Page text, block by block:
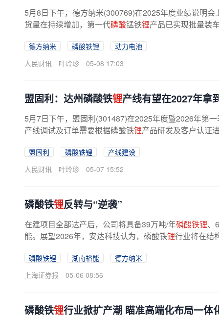
5月8日下午，德方纳米(300769)在2025年度业绩说明
货量在持续增加，第一代磷酸锰铁锂产品已实现批量装
德方纳米 磷酸铁锂
动力电池
人民财讯
叶玲珍 05-08 17:03
盟固利：达州磷酸铁锂产线有望在2027年拿
5月7日下午，盟固利(301487)在2025年度暨2026年第
产线调试及订单需要根据磷酸铁锂产品研发及客户认证
盟固利 磷酸铁锂
产线建设
人民财讯
叶玲珍 05-07 15:52
磷酸铁锂反转与“逆袭”
在建项目全部达产后，公司将具备39万吨/年磷酸铁锂、
能。展望2026年，安达科技认为，磷酸铁锂行业将在结
磷酸铁锂 湖南裕能
德方纳米
上海证券报
05-06 08:56
磷酸铁锂行业掀扩产潮 瞄准高端化布局一体